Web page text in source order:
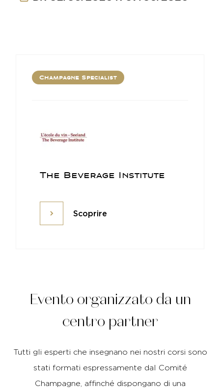
Champagne Specialist
The Beverage Institute
ScoprireScoprire
Evento organizzato da un
centro partner
Tutti gli esperti che insegnano nei nostri corsi sono
stati formati espressamente dal Comité
Champagne, affinché dispongano di una